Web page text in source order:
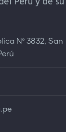
Nº 3832, San